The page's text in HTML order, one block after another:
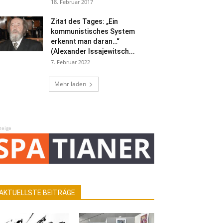
18. Februar 2017
Zitat des Tages: „Ein
kommunistisches System
erkennt man daran…“
(Alexander Issajewitsch...
7. Februar 2022
Mehr laden
BEITRÄGE